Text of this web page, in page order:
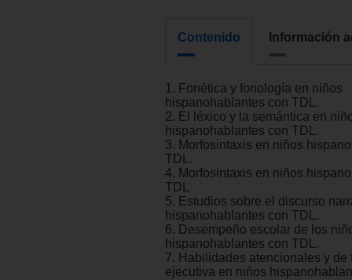
Contenido Información
1. Fonética y fonología en niños
hispanohablantes con TDL.
2. El léxico y la semántica en
hispanohablantes con TDL.
3. Morfosintaxis en niños
TDL.
4. Morfosintaxis en niños
TDL
5. Estudios sobre el discurso
hispanohablantes con TDL.
6. Desempeño escolar de los
hispanohablantes con TDL.
7. Habilidades atencionales y de
ejecutiva en niños